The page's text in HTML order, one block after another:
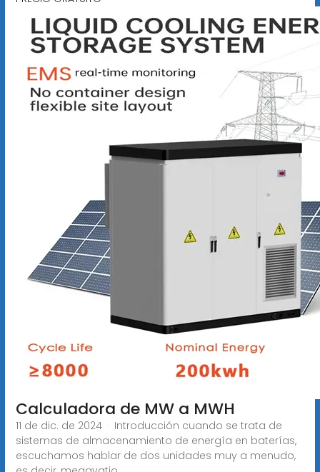
Calculadora de MW a MWH
11 de dic. de 2024 · Introducción cuando se trata de
sistemas de almacenamiento de energía en baterías,
escuchamos hablar de dos unidades muy a menudo,